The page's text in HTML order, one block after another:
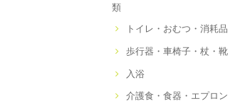
類
トイレ・おむつ・消耗品
歩行器・車椅子・杖・靴
入浴
介護食・食器・エプロン